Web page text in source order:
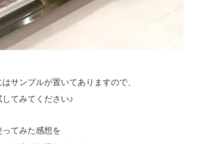
サンプルが置いてありますので、
てみてください♪
てみた感想を